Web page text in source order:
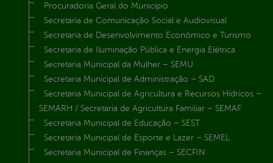
Procuradoria Geral do Município
Secretaria de Comunicação Social e Audiovisual
Secretaria de Desenvolvimento Econômico e Turismo
Secretaria de Iluminação Pública e Energia Elétrica
Secretaria Municipal da Mulher – SEMU
Secretaria Municipal de Administração – SAD
Secretaria Municipal de Agricultura e Recursos Hídricos –
SEMARH / Secretaria de Agricultura Familiar – SEMAF
Secretaria Municipal de Educação – SEST
Secretaria Municipal de Esporte e Lazer – SEMEL
Secretaria Municipal de Finanças – SECFIN